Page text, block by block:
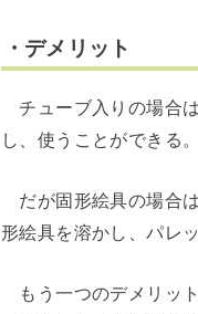
・デメリット
チューブ入りの場合
し、使うことができる。
だが固形絵具の場合
形絵具を溶かし、パレ
もう一つのデメリッ